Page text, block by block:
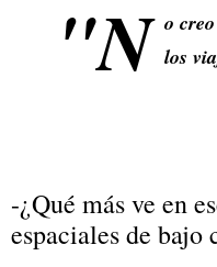
"N o
los
-¿Qué más ve en
espaciales de bajo